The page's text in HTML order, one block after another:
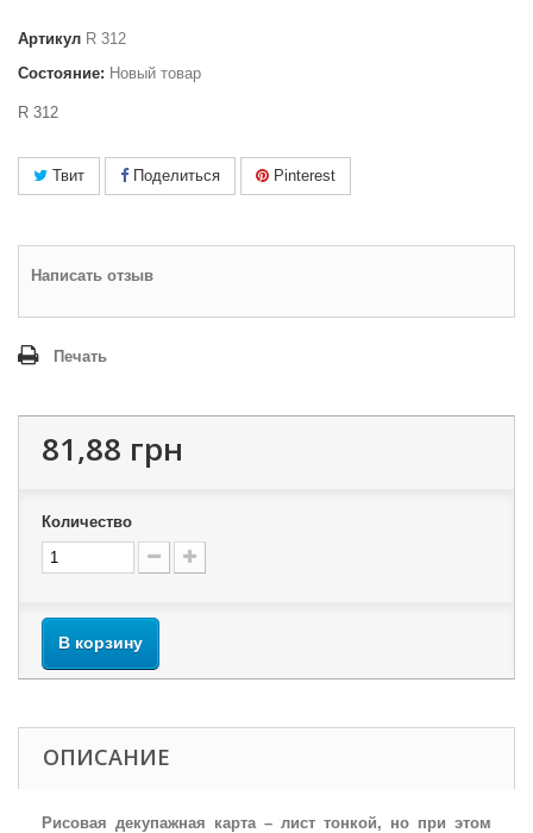
Артикул R 312
Состояние: Новый товар
R 312
Твит Поделиться Pinterest
Написать отзыв
Печать
81,88 грн
Количество
В корзину
ОПИСАНИЕ
Рисовая декупажная карта – лист тонкой, но при этом